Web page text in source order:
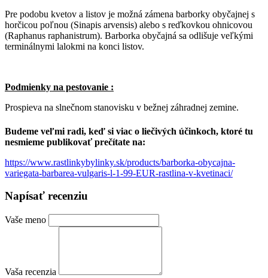
Pre podobu kvetov a listov je možná zámena barborky obyčajnej s
horčicou poľnou (Sinapis arvensis) alebo s reďkovkou ohnicovou
(Raphanus raphanistrum). Barborka obyčajná sa odlišuje veľkými
terminálnymi lalokmi na konci listov.
Podmienky na pestovanie :
Prospieva na slnečnom stanovisku v bežnej záhradnej zemine.
Budeme veľmi radi, keď si viac o liečivých účinkoch, ktoré tu
nesmieme publikovať prečítate na:
https://www.rastlinkybylinky.sk/products/barborka-obycajna-
variegata-barbarea-vulgaris-l-1-99-EUR-rastlina-v-kvetinaci/
Napísať recenziu
Vaše meno
Vaša recenzia